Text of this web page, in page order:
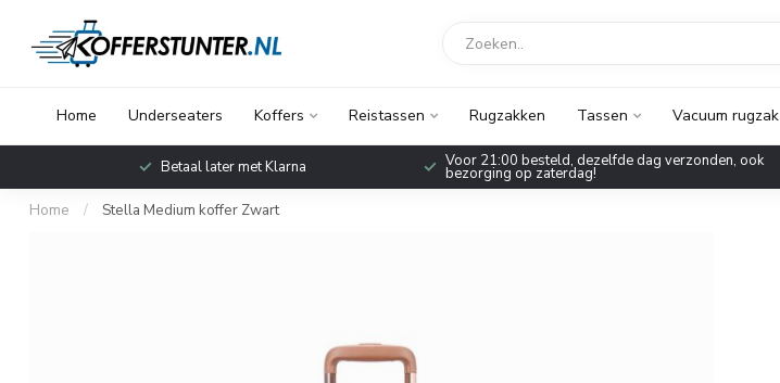
Home Underseaters Koffers Reistassen Rugzakken Tassen Vacuum rugzak
Betaal later met Klarna Voor 21:00 besteld, dezelfde dag verzonden, ook
bezorging op zaterdag!
Home / Stella Medium koffer Zwart